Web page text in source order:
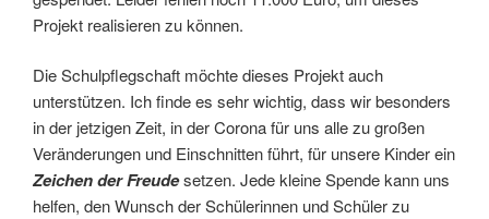
Projekt realisieren zu können.
Die Schulpflegschaft möchte dieses Projekt auch
unterstützen. Ich finde es sehr wichtig, dass wir besonders
in der jetzigen Zeit, in der Corona für uns alle zu großen
Veränderungen und Einschnitten führt, für unsere Kinder ein
Zeichen der Freudesetzen. Jede kleine Spende kann uns
helfen, den Wunsch der Schülerinnen und Schüler zu